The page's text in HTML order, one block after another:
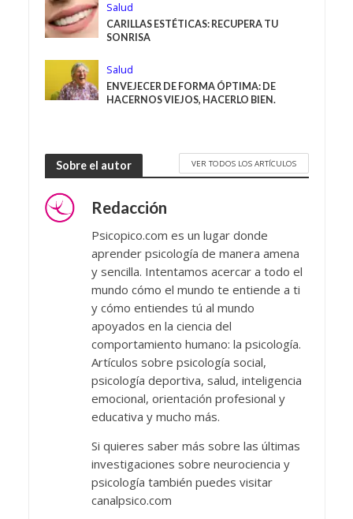
Salud
CARILLAS ESTÉTICAS: RECUPERA TU
SONRISA
Salud
ENVEJECER DE FORMA ÓPTIMA: DE
HACERNOS VIEJOS, HACERLO BIEN.
Sobre el autor VER TODOS LOS ARTÍCULOS
Redacción
Psicopico.com es un lugar donde
aprender psicología de manera amena
y sencilla. Intentamos acercar a todo el
mundo cómo el mundo te entiende a ti
y cómo entiendes tú al mundo
apoyados en la ciencia del
comportamiento humano: la psicología.
Artículos sobre psicología social,
psicología deportiva, salud, inteligencia
emocional, orientación profesional y
educativa y mucho más.
Si quieres saber más sobre las últimas
investigaciones sobre neurociencia y
psicología también puedes visitar
canalpsico.com